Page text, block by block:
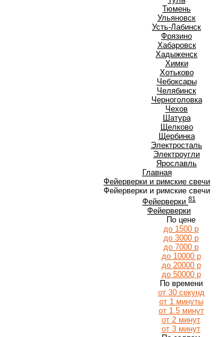
Тюмень
Ульяновск
Усть-Лабинск
Фрязино
Хабаровск
Хадыженск
Химки
Хотьково
Чебоксары
Челябинск
Черноголовка
Чехов
Шатура
Щелково
Щербинка
Электросталь
Электроугли
Ярославль
Главная
Фейерверки и римские свечи
Фейерверки и римские свечи
Фейерверки 81
Фейерверки
По цене
до 1500 р
до 3000 р
до 7000 р
до 10000 р
до 20000 р
до 50000 р
По времени
от 30 секунд
от 1 минуты
от 1.5 минут
от 2 минут
от 3 минут